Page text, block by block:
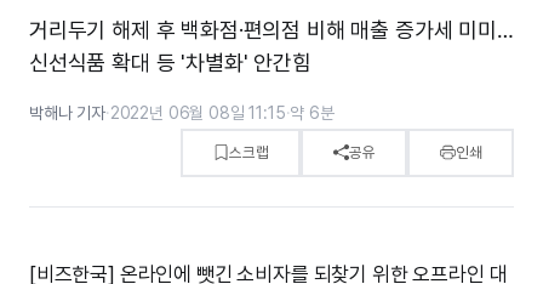
거리두기 해제 후 백화점·편의점 비해 매출 증가세 미미…
신선식품 확대 등 '차별화' 안간힘
박해나 기자·2022년 06월 08일 11:15·약 6분
스크랩 공유 인쇄
[비즈한국] 온라인에 뺏긴 소비자를 되찾기 위한 오프라인 대